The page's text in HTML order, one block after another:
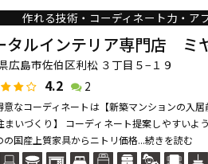
作れる技術・コーディネート力・ア
タルインテリア専門店 ミ
広島市佐伯区利松 ３丁目５−１９
4.2 2
意なコーディネートは【新築マンションの入
まいづくり】 コーディネート提案しやすいよ
の国産上質家具からニトリ価格...続きを読む